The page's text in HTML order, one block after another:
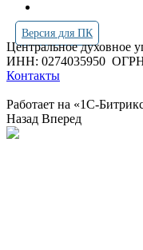
Версия для ПК
Центральное духовное
ИНН: 0274035950
Контакты
Работает на «1С-
Назад Вперед